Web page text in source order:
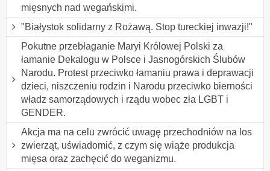
mięsnych nad wegańskimi.
"Białystok solidarny z Rożawą. Stop tureckiej inwazji!"
Pokutne przebłaganie Maryi Królowej Polski za
łamanie Dekalogu w Polsce i Jasnogórskich Ślubów
Narodu. Protest przeciwko łamaniu prawa i deprawacji
dzieci, niszczeniu rodzin i Narodu przeciwko bierności
władz samorządowych i rządu wobec zła LGBT i
GENDER.
Akcja ma na celu zwrócić uwagę przechodniów na los
zwierząt, uświadomić, z czym się wiąże produkcja
mięsa oraz zachęcić do weganizmu.